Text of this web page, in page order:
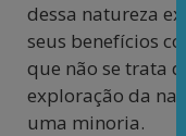
dessa natureza
seus benefícios
que não se trata
exploração da
uma minoria.